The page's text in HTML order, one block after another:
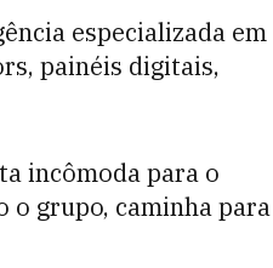
especializada em
painéis digitais,
incômoda para o
o grupo, caminha para